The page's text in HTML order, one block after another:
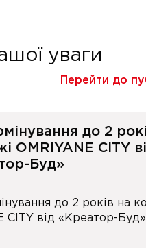
уваги
Перейти до
до 2
OMRIYANE CITY
Буд»